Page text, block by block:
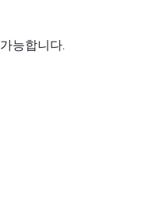
능합니다.